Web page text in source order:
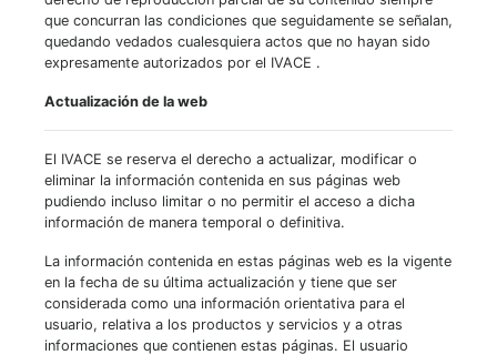
que concurran las condiciones que seguidamente se señalan,
quedando vedados cualesquiera actos que no hayan sido
expresamente autorizados por el IVACE .
Actualización de la web
El IVACE se reserva el derecho a actualizar, modificar o
eliminar la información contenida en sus páginas web
pudiendo incluso limitar o no permitir el acceso a dicha
información de manera temporal o definitiva.
La información contenida en estas páginas web es la vigente
en la fecha de su última actualización y tiene que ser
considerada como una información orientativa para el
usuario, relativa a los productos y servicios y a otras
informaciones que contienen estas páginas. El usuario